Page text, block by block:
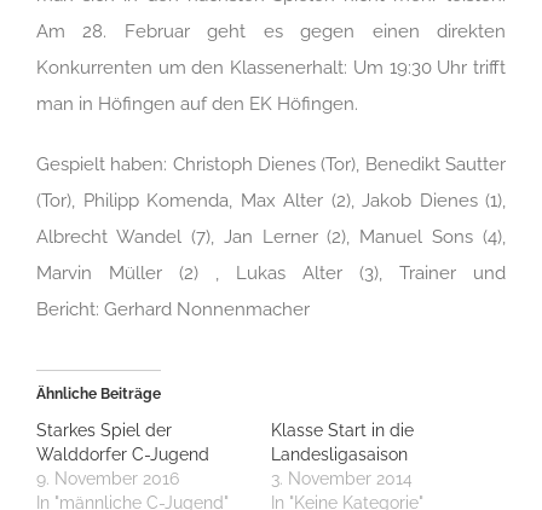
Am 28. Februar geht es gegen einen direkten
Konkurrenten um den Klassenerhalt: Um 19:30 Uhr trifft
man in Höfingen auf den EK Höfingen.
Gespielt haben: Christoph Dienes (Tor), Benedikt Sautter
(Tor), Philipp Komenda, Max Alter (2), Jakob Dienes (1),
Albrecht Wandel (7), Jan Lerner (2), Manuel Sons (4),
Marvin Müller (2) , Lukas Alter (3), Trainer und
Bericht: Gerhard Nonnenmacher
Ähnliche Beiträge
Starkes Spiel der
Walddorfer C-Jugend
9. November 2016
In "männliche C-Jugend"
Klasse Start in die
Landesligasaison
3. November 2014
In "Keine Kategorie"